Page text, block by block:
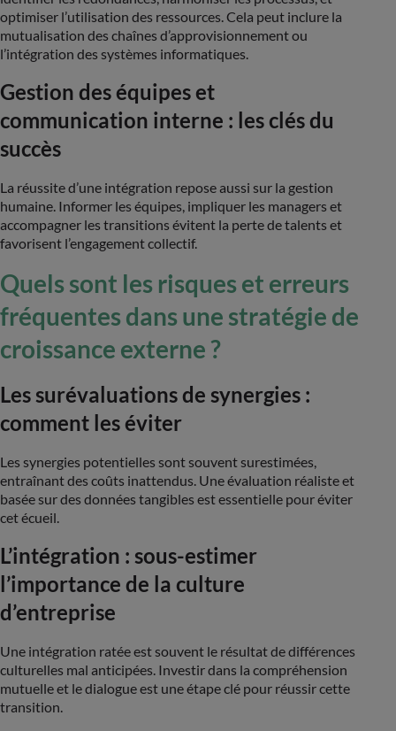
optimiser l’utilisation des ressources. Cela peut inclure la
mutualisation des chaînes d’approvisionnement ou
l’intégration des systèmes informatiques​.
Gestion des équipes et
communication interne : les clés du
succès
La réussite d’une intégration repose aussi sur la gestion
humaine. Informer les équipes, impliquer les managers et
accompagner les transitions évitent la perte de talents et
favorisent l’engagement collectif​.
Quels sont les risques et erreurs
fréquentes dans une stratégie de
croissance externe ?
Les surévaluations de synergies :
comment les éviter
Les synergies potentielles sont souvent surestimées,
entraînant des coûts inattendus. Une évaluation réaliste et
basée sur des données tangibles est essentielle pour éviter
cet écueil​.
L’intégration : sous-estimer
l’importance de la culture
d’entreprise
Une intégration ratée est souvent le résultat de différences
culturelles mal anticipées. Investir dans la compréhension
mutuelle et le dialogue est une étape clé pour réussir cette
transition​.